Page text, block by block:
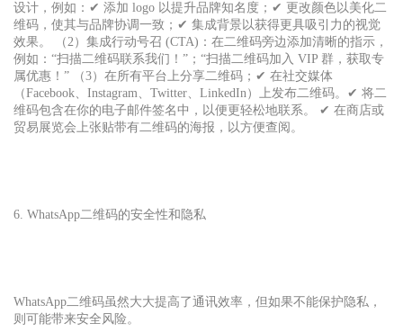
设计，例如：✔ 添加 logo 以提升品牌知名度；✔ 更改颜色以美化二
维码，使其与品牌协调一致；✔ 集成背景以获得更具吸引力的视觉
效果。 （2）集成行动号召 (CTA)：在二维码旁边添加清晰的指示，
例如：“扫描二维码联系我们！”；“扫描二维码加入 VIP 群，获取专
属优惠！” （3）在所有平台上分享二维码；✔ 在社交媒体
（Facebook、Instagram、Twitter、LinkedIn）上发布二维码。✔ 将二
维码包含在你的电子邮件签名中，以便更轻松地联系。 ✔ 在商店或
贸易展览会上张贴带有二维码的海报，以方便查阅。
6. WhatsApp二维码的安全性和隐私
WhatsApp二维码虽然大大提高了通讯效率，但如果不能保护隐私，
则可能带来安全风险。